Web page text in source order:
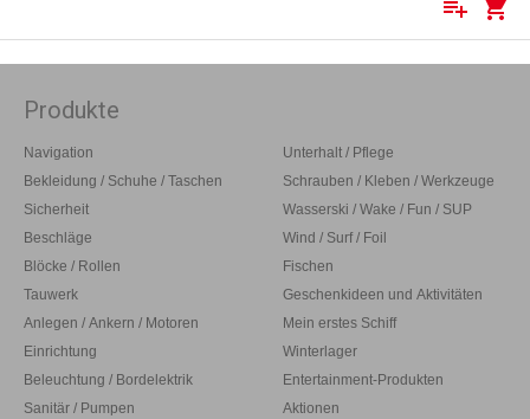
playlist_add shopping_cart
Produkte
Navigation
Bekleidung / Schuhe / Taschen
Sicherheit
Beschläge
Blöcke / Rollen
Tauwerk
Anlegen / Ankern / Motoren
Einrichtung
Beleuchtung / Bordelektrik
Sanitär / Pumpen
Unterhalt / Pflege
Schrauben / Kleben / Werkzeuge
Wasserski / Wake / Fun / SUP
Wind / Surf / Foil
Fischen
Geschenkideen und Aktivitäten
Mein erstes Schiff
Winterlager
Entertainment-Produkten
Aktionen